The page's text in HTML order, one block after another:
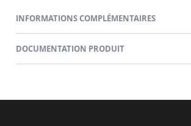
INFORMATIONS COMPLÉMENTAIRES
DOCUMENTATION PRODUIT